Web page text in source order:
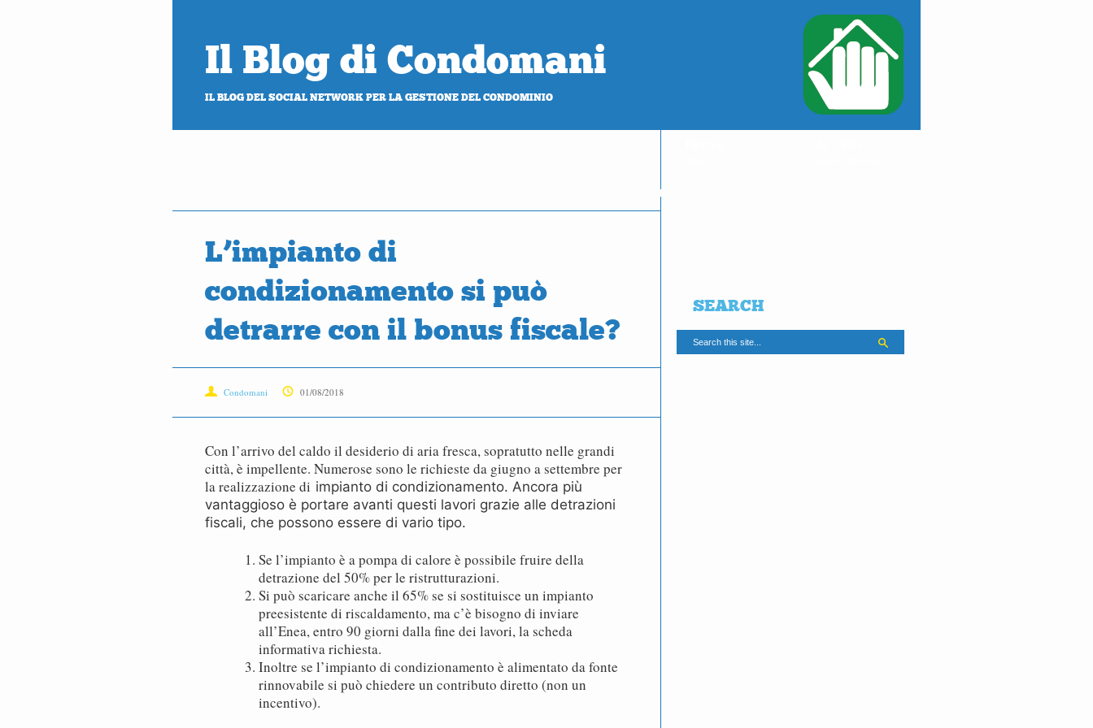
Il Blog di Condomani
IL BLOG DEL SOCIAL NETWORK PER LA GESTIONE DEL CONDOMINIO
L’impianto di
condizionamento si può
detrarre con il bonus fiscale?
Condomani 01/08/2018
Con l’arrivo del caldo il desiderio di aria fresca, sopratutto nelle grandi
città, è impellente. Numerose sono le richieste da giugno a settembre per
la realizzazione di impianto di condizionamento. Ancora più
vantaggioso è portare avanti questi lavori grazie alle detrazioni
fiscali, che possono essere di vario tipo.
Se l’impianto è a pompa di calore è possibile fruire della
detrazione del 50% per le ristrutturazioni.
Si può scaricare anche il 65% se si sostituisce un impianto
preesistente di riscaldamento, ma c’è bisogno di inviare
all’Enea, entro 90 giorni dalla fine dei lavori, la scheda
informativa richiesta.
Inoltre se l’impianto di condizionamento è alimentato da fonte
rinnovabile si può chiedere un contributo diretto (non un
incentivo).
SEARCH